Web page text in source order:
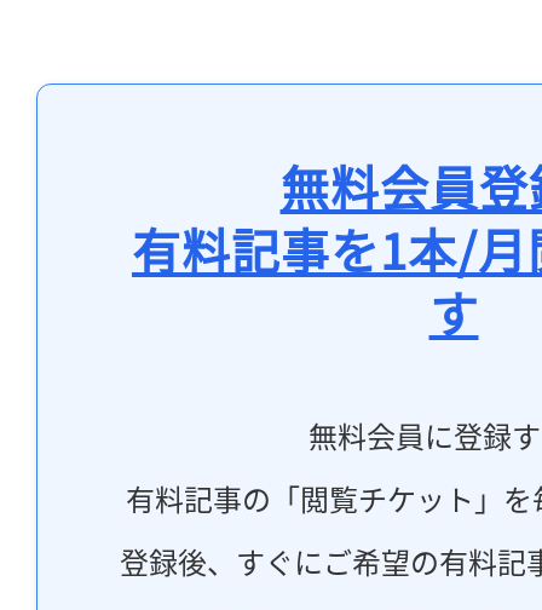
無料会員
有料記事を1本/
す
無料会員に登録
有料記事の「閲覧チケット」
登録後、すぐにご希望の有料記